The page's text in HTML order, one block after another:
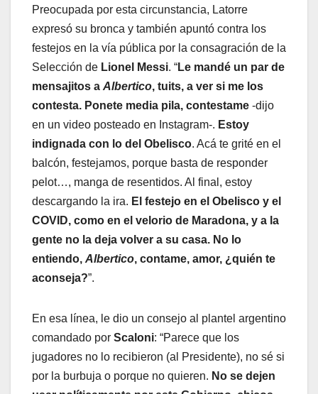
Preocupada por esta circunstancia, Latorre
expresó su bronca y también apuntó contra los
festejos en la vía pública por la consagración de la
Selección de Lionel Messi. “Le mandé un par de
mensajitos a Albertico, tuits, a ver si me los
contesta. Ponete media pila, contestame -dijo
en un video posteado en Instagram-. Estoy
indignada con lo del Obelisco. Acá te grité en el
balcón, festejamos, porque basta de responder
pelot…, manga de resentidos. Al final, estoy
descargando la ira. El festejo en el Obelisco y el
COVID, como en el velorio de Maradona, y a la
gente no la deja volver a su casa. No lo
entiendo, Albertico, contame, amor, ¿quién te
aconseja?”.
En esa línea, le dio un consejo al plantel argentino
comandado por Scaloni: “Parece que los
jugadores no lo recibieron (al Presidente), no sé si
por la burbuja o porque no quieren. No se dejen